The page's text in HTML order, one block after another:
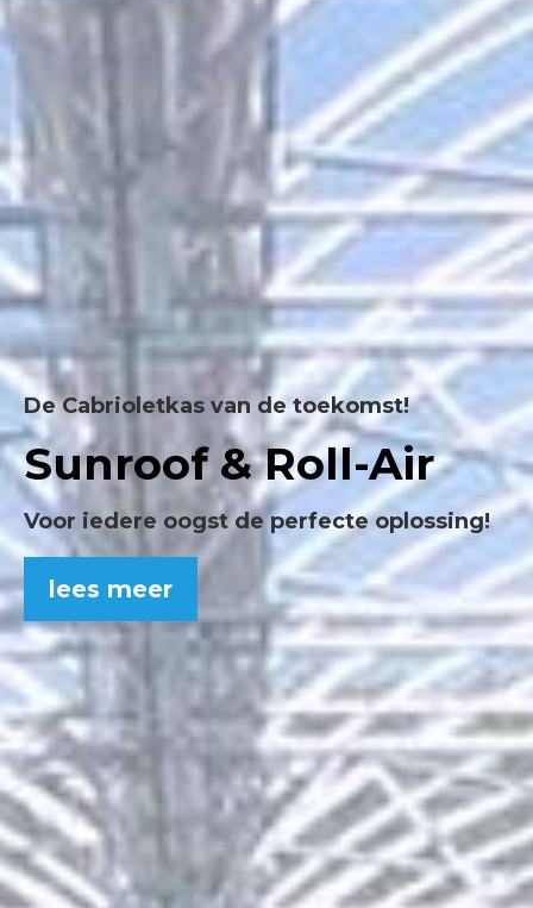
De Cabrioletkas van de toekomst!
Sunroof & Roll-Air
Voor iedere oogst de perfecte oplossing!
lees meer